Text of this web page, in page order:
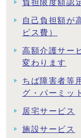
負担限度額認
自己負担額が
ビス費）
高額介護サー
変わります
ちば障害者等
グ・パーミッ
居宅サービス
施設サービス